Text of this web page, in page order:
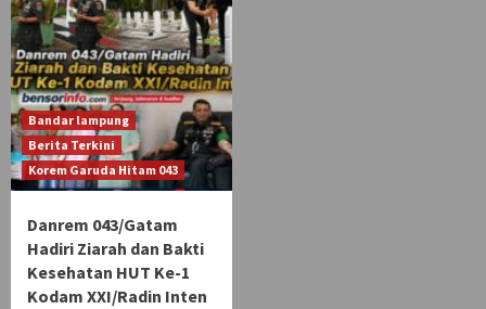
Bandar lampung
Berita Terkini
Korem Garuda Hitam 043
Danrem 043/Gatam
Hadiri Ziarah dan Bakti
Kesehatan HUT Ke-1
Kodam XXI/Radin Inten